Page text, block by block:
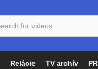
Relácie TV archív